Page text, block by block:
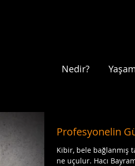
Nedir?
Profesyonelin
Kibir, bele bağlanmış taş gibidir.
ne uçulur. Hacı